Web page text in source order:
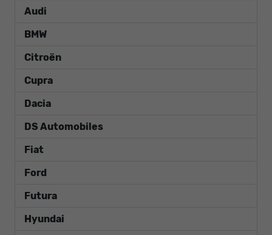
Audi
BMW
Citroën
Cupra
Dacia
DS Automobiles
Fiat
Ford
Futura
Hyundai